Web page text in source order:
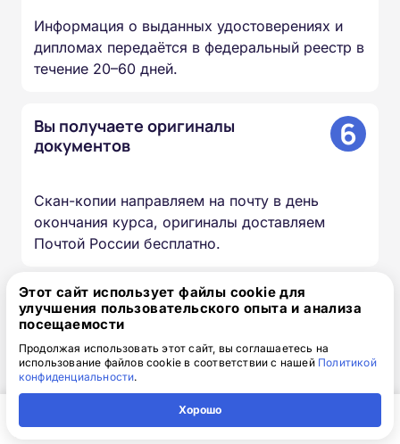
Информация о выданных удостоверениях и
дипломах передаётся в федеральный реестр в
течение 20–60 дней.
Вы получаете оригиналы
документов
6
Скан-копии направляем на почту в день
окончания курса, оригиналы доставляем
Почтой России бесплатно.
Доступная интерактивная
платформа дистанционного
обучения
Онлайн-формат позволяет вам проходить
Этот сайт использует файлы cookie для
улучшения пользовательского опыта и анализа
посещаемости
Продолжая использовать этот сайт, вы соглашаетесь на
использование файлов cookie в соответствии с нашей Политикой
конфиденциальности.
Хорошо